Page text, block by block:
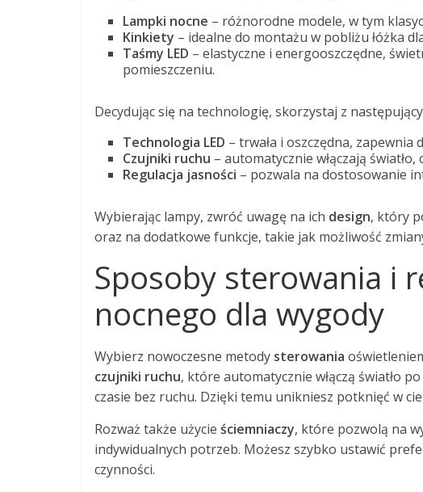
Lampki nocne – różnorodne modele, w tym
Kinkiety – idealne do montażu w pobliżu łóżka
Taśmy LED – elastyczne i energooszczędne,
pomieszczeniu.
Decydując się na technologię, skorzystaj z
Technologia LED – trwała i oszczędna, zapewnia
Czujniki ruchu – automatycznie włączają
Regulacja jasności – pozwala na dostosowanie
Wybierając lampy, zwróć uwagę na ich design, który
oraz na dodatkowe funkcje, takie jak możliwość
Sposoby sterowania i
nocnego dla wygody
Wybierz nowoczesne metody sterowania
czujniki ruchu, które automatycznie włączą światło
czasie bez ruchu. Dzięki temu unikniesz potknięć w
Rozważ także użycie ściemniaczy, które pozwolą na
indywidualnych potrzeb. Możesz szybko ustawić
czynności.